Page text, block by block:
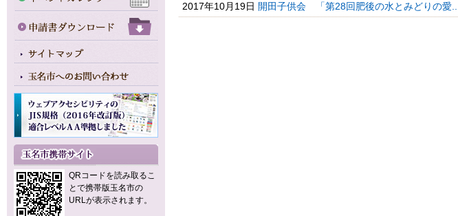
QRコードを読み取るこ
とで携帯版玉名市の
URLが表示されます。
2017年10月19日 開田子供会 「第28回肥後の水とみどりの愛...